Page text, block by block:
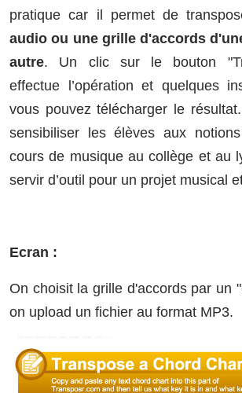
pratique car il permet de
audio ou une grille d'accords
autre. Un clic sur le bouton
effectue l’opération et quelques
vous pouvez télécharger le
sensibiliser les élèves aux
cours de musique au collège et au
servir d’outil pour un projet musical
Ecran :
On choisit la grille d'accords par un
on upload un fichier au format MP3.